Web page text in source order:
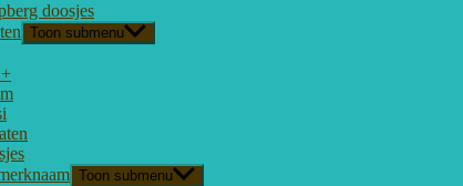
doosjes
Toon submenu
Toon submenu